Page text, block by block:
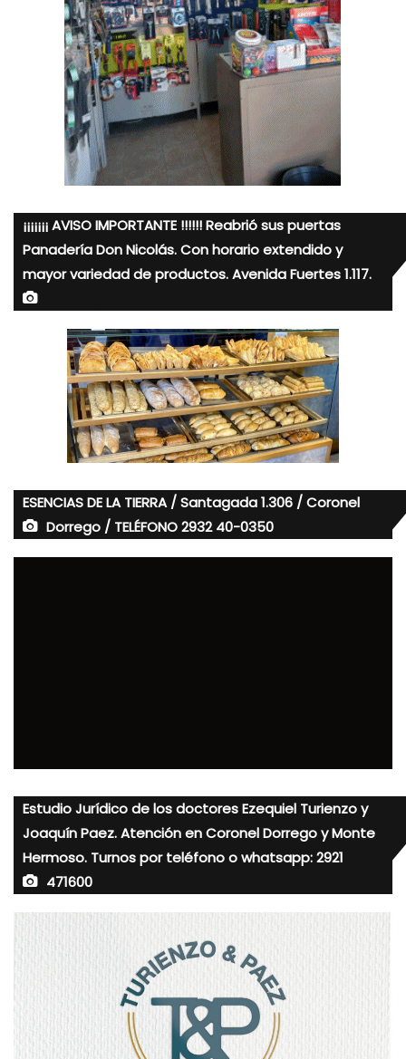
¡¡¡¡¡¡¡ AVISO IMPORTANTE !!!!!! Reabrió sus puertas
Panadería Don Nicolás. Con horario extendido y
mayor variedad de productos. Avenida Fuertes 1.117.
ESENCIAS DE LA TIERRA / Santagada 1.306 / Coronel
Dorrego / TELÉFONO 2932 40-0350
Estudio Jurídico de los doctores Ezequiel Turienzo y
Joaquín Paez. Atención en Coronel Dorrego y Monte
Hermoso. Turnos por teléfono o whatsapp: 2921
471600